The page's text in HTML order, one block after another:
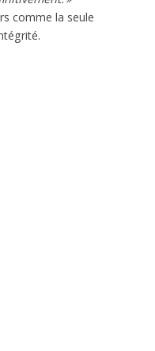
comme la seule